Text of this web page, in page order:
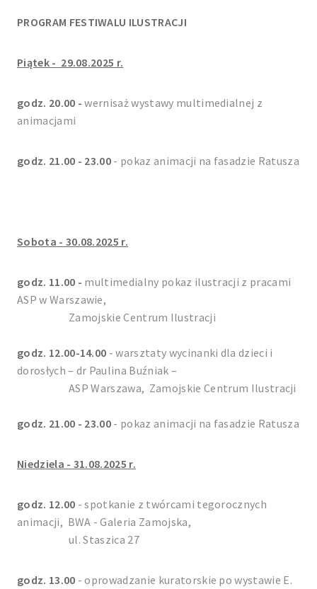
PROGRAM FESTIWALU ILUSTRACJI
Piątek - 29.08.2025 r.
godz. 20.00 -wernisaż wystawy multimedialnej z
animacjami
godz. 21.00 - 23.00 - pokaz animacji na fasadzie Ratusza
Sobota - 30.08.2025 r.
godz. 11.00 - multimedialny pokaz ilustracji z pracami
ASP w Warszawie,
Zamojskie Centrum Ilustracji
godz. 12.00-14.00 - warsztaty wycinanki dla dzieci i
dorosłych – dr Paulina Buźniak –
ASP Warszawa, Zamojskie Centrum Ilustracji
godz. 21.00 - 23.00 - pokaz animacji na fasadzie Ratusza
Niedziela - 31.08.2025 r.
godz. 12.00 - spotkanie z twórcami tegorocznych
animacji, BWA - Galeria Zamojska,
ul. Staszica 27
godz. 13.00 - oprowadzanie kuratorskie po wystawie E.